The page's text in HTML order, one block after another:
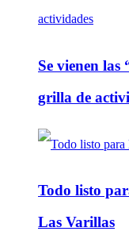
Se vienen las
grilla de
Todo listo
Las Varillas